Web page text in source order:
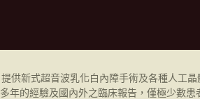
提供新式超音波乳化白內障手術及各種人工
多年的經驗及國內外之臨床報告，僅極少數患